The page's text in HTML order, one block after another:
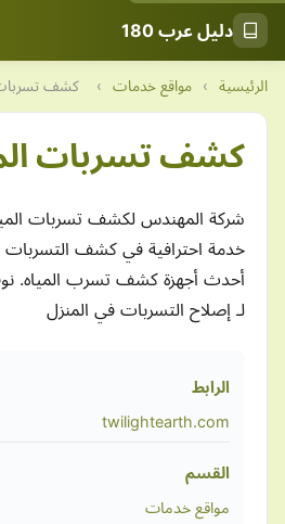
دليل عرب 180
الرئيسية › مواقع خدمات › كشف تسربات
كشف تسربات
شركة المهندس لكشف تسربات
خدمة احترافية في كشف التسربات
أحدث أجهزة كشف تسرب المياه.
لـ إصلاح التسربات في المنزل
الرابط
twilightearth.com
القسم
مواقع خدمات